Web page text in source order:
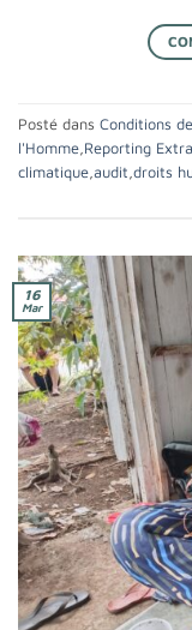
Posté dans Conditions
l'Homme Reporting
climatique audit droits
16
Mar